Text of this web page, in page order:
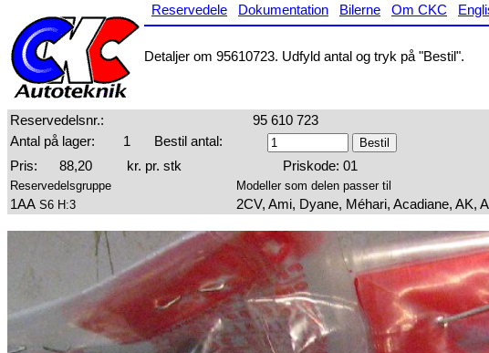
Reservedele Dokumentation Bilerne Om CKC
Detaljer om 95610723. Udfyld antal og tryk på "Bestil".
Reservedelsnr.: 95 610 723
Antal på lager:
1
Bestil antal:
Pris:
88,20 kr. pr. stk Priskode: 01
Reservedelsgruppe Modeller som delen passer til
1AA S6 H:3 2CV, Ami, Dyane, Méhari, Acadiane, AK,